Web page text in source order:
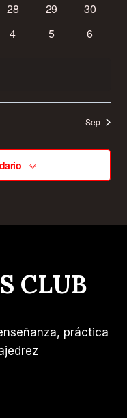
De
0
28
0
29
0
30
0
4
0
5
0
6
Sep
CLUB
práctica